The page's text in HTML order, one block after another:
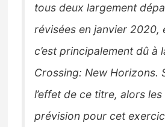
tous deux largement
révisées en janvier 2020,
c’est principalement dû à
Crossing: New Horizons.
l’effet de ce titre, alors
prévision pour cet